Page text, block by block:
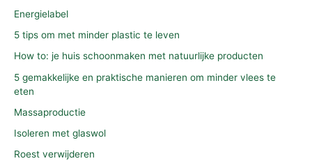
Energielabel
5 tips om met minder plastic te leven
How to: je huis schoonmaken met natuurlijke producten
5 gemakkelijke en praktische manieren om minder vlees te
eten
Massaproductie
Isoleren met glaswol
Roest verwijderen